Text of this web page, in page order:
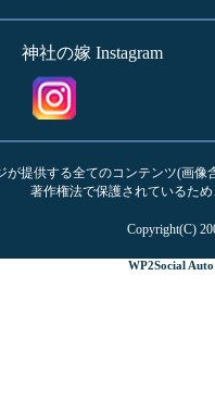
神社の嫁 Instagram
が提供する全てのコンテンツ(画
著作権法で保護されているた
Copyright(C)
WP2Social